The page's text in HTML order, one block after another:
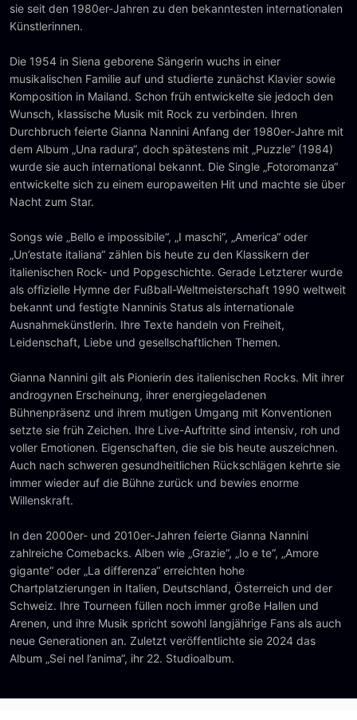
sie seit den 1980er-Jahren zu den bekanntesten internationalen
Künstlerinnen.
Die 1954 in Siena geborene Sängerin wuchs in einer
musikalischen Familie auf und studierte zunächst Klavier sowie
Komposition in Mailand. Schon früh entwickelte sie jedoch den
Wunsch, klassische Musik mit Rock zu verbinden. Ihren
Durchbruch feierte Gianna Nannini Anfang der 1980er-Jahre mit
dem Album „Una radura“, doch spätestens mit „Puzzle“ (1984)
wurde sie auch international bekannt. Die Single „Fotoromanza“
entwickelte sich zu einem europaweiten Hit und machte sie über
Nacht zum Star.
Songs wie „Bello e impossibile“, „I maschi“, „America“ oder
„Un’estate italiana“ zählen bis heute zu den Klassikern der
italienischen Rock- und Popgeschichte. Gerade Letzterer wurde
als offizielle Hymne der Fußball-Weltmeisterschaft 1990 weltweit
bekannt und festigte Nanninis Status als internationale
Ausnahmekünstlerin. Ihre Texte handeln von Freiheit,
Leidenschaft, Liebe und gesellschaftlichen Themen.
Gianna Nannini gilt als Pionierin des italienischen Rocks. Mit ihrer
androgynen Erscheinung, ihrer energiegeladenen
Bühnenpräsenz und ihrem mutigen Umgang mit Konventionen
setzte sie früh Zeichen. Ihre Live-Auftritte sind intensiv, roh und
voller Emotionen. Eigenschaften, die sie bis heute auszeichnen.
Auch nach schweren gesundheitlichen Rückschlägen kehrte sie
immer wieder auf die Bühne zurück und bewies enorme
Willenskraft.
In den 2000er- und 2010er-Jahren feierte Gianna Nannini
zahlreiche Comebacks. Alben wie „Grazie“, „Io e te“, „Amore
gigante“ oder „La differenza“ erreichten hohe
Chartplatzierungen in Italien, Deutschland, Österreich und der
Schweiz. Ihre Tourneen füllen noch immer große Hallen und
Arenen, und ihre Musik spricht sowohl langjährige Fans als auch
neue Generationen an. Zuletzt veröffentlichte sie 2024 das
Album „Sei nel l’anima“, ihr 22. Studioalbum.